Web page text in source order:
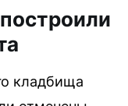
кладбища